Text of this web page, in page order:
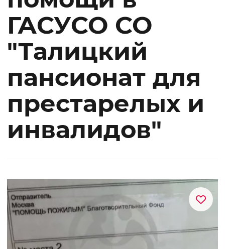
ГАСУСО СО
"Талицкий
пансионат для
престарелых и
инвалидов"